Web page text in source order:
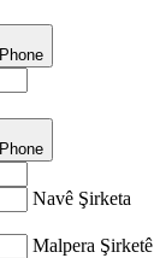
Phone
Phone
Navê Şirketa
Malpera Şirketê